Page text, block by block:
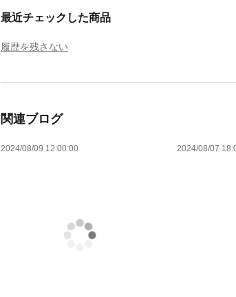
最近チェックした商品
履歴を残さない
関連ブログ
2024/08/09 12:00:00 2024/08/07